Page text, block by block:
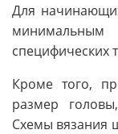
Для
специфических
Кроме того,
размер
Схемы вязания